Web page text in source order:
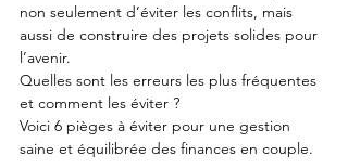
non seulement d’éviter les conflits, mais
aussi de construire des projets solides pour
l’avenir.
Quelles sont les erreurs les plus fréquentes
et comment les éviter ?
Voici 6 pièges à éviter pour une gestion
saine et équilibrée des finances en couple.